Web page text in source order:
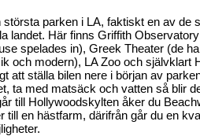
största parken i LA, faktiskt en av de
landet. Här finns Griffith
spelades in), Greek Theater (de
och modern), LA Zoo och självklart
att ställa bilen nere i början av
ta med matsäck och vatten så blir
till Hollywoodskylten åker du
till en hästfarm, därifrån går du en